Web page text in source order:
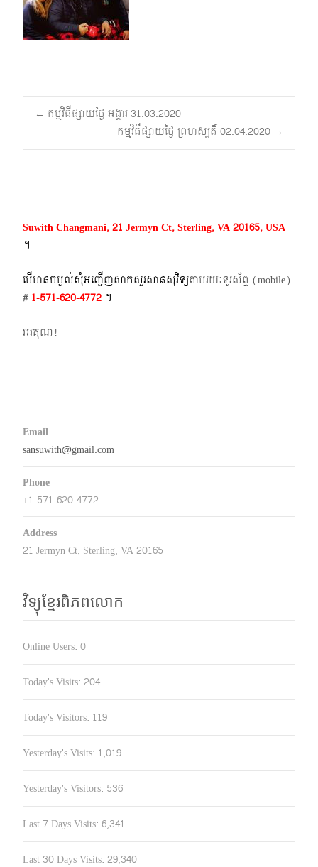
Post
navigation
← កម្មវិធីផ្សាយថ្ងៃ អង្គារ 31.03.2020
កម្មវិធីផ្សាយថ្ងៃ ព្រហស្បតិ៍ 02.04.2020 →
Suwith Changmani, 21 Jermyn Ct, Sterling, VA 20165, USA
។​
បើមានចម្ងល់​សុំអញ្ជើញសាកសួរសានសុវិទ្យតាមរយៈទូរស័ព្ទ​ (mobile)​
# 1-571-620-4772​ ។
អរគុណ!
Email
sansuwith@gmail.com
Phone
+1-571-620-4772
Address
21 Jermyn Ct, Sterling, VA 20165
វិទ្យុខ្មែរពិភពលោក
Online Users: 0
Today's Visits: 204
Today's Visitors: 119
Yesterday's Visits: 1,019
Yesterday's Visitors: 536
Last 7 Days Visits: 6,341
Last 30 Days Visits: 29,340